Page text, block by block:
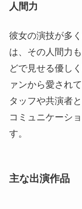
人間力
彼女の演技が多
は、その人間力
どで見せる優し
ァンから愛され
タッフや共演者
コミュニケーシ
す。
主な出演作品